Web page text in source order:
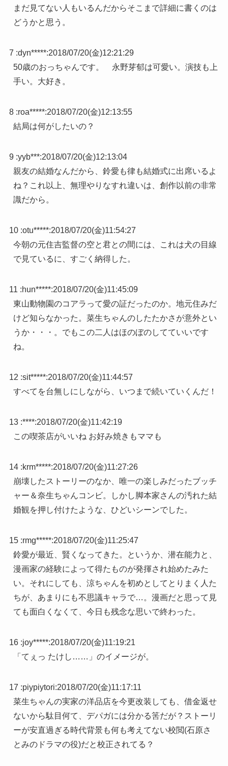
まだ見てない人もいるんだからそこまで詳細に書くのは
どうかと思う。
7 :dyn*****:2018/07/20(金)12:21:29
50歳のおっちゃんです。 永野芽郁は可愛い。演技も上
手い。大好き。
8 :roa*****:2018/07/20(金)12:13:55
結局は何がしたいの？
9 :yyb***:2018/07/20(金)12:13:04
親友の結婚なんだから、鈴愛も律も結婚式に出席いるよ
ね？これ以上、無理やりなすれ違いは、創作以前の非常
識だから。
10 :otu*****:2018/07/20(金)11:54:27
今朝の元住吉監督の空と君との間には、これは犬の目線
で見ているに、すごく納得した。
11 :hun*****:2018/07/20(金)11:45:09
東山動物園のコアラって愛の証だったのか。地元住みだ
けど知らなかった。菜生ちゃんのしたたかさが意外とい
うか・・・。でもこの二人はほのぼのしてていいです
ね。
12 :sit*****:2018/07/20(金)11:44:57
すべてを台無しにしながら、いつまで続いていくんだ！
13 :****:2018/07/20(金)11:42:19
この喫茶店がいいね お好み焼きもママも
14 :krm*****:2018/07/20(金)11:27:26
崩壊したストーリーのなか、唯一の楽しみだったブッチ
ャー＆奈生ちゃんコンビ。しかし脚本家さんの汚れた結
婚観を押し付けたような、ひどいシーンでした。
15 :rmg*****:2018/07/20(金)11:25:47
鈴愛が最近、賢くなってきた。というか、潜在能力と、
漫画家の経験によって得たものが発揮され始めたみた
い。それにしても、涼ちゃんを初めとしてとりまく人た
ちが、あまりにも不思議キャラで…。漫画だと思って見
ても面白くなくて、今日も残念な思いで終わった。
16 :joy*****:2018/07/20(金)11:19:21
「てぇっ たけし……」のイメージが。
17 :piypiytori:2018/07/20(金)11:17:11
菜生ちゃんの実家の洋品店を今更改装しても、借金返せ
ないから駄目何て、デパガには分かる筈だが？ストーリ
ーが安直過ぎる時代背景も何も考えてない校閲(石原さ
とみのドラマの役)だと校正されてる？